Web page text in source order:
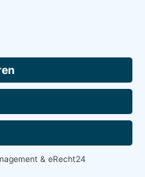
wird ein Vertrag über
mit Ihrer ausdrücklichen
erteilte Einwilligung
bis zum Widerruf
unberührt.